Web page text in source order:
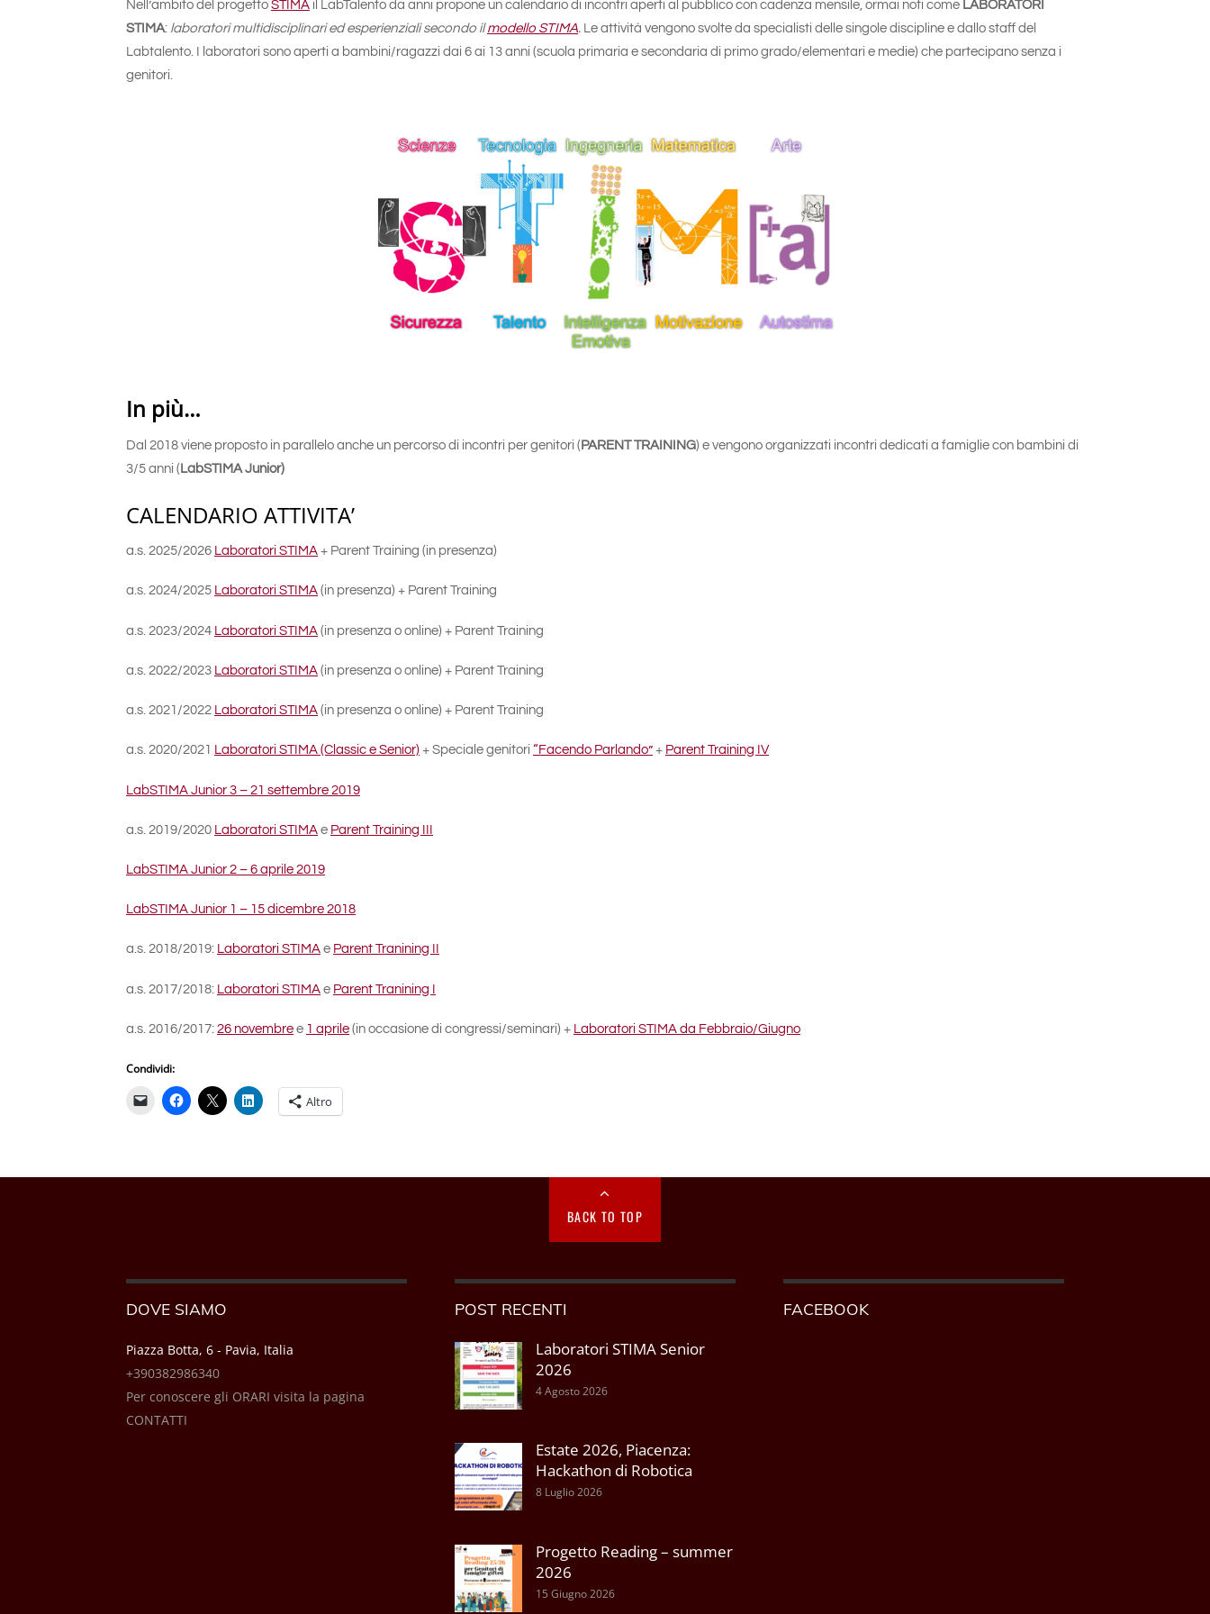
Nell’ambito del progetto STIMA il LabTalento da anni propone un calendario di incontri aperti al pubblico con cadenza mensile, ormai noti come LABORATORI
STIMA: laboratori multidisciplinari ed esperienziali secondo ilmodello STIMA. Le attività vengono svolte da specialisti delle singole discipline e dallo staff del
Labtalento. I laboratori sono aperti a bambini/ragazzi dai 6 ai 13 anni (scuola primaria e secondaria di primo grado/elementari e medie) che partecipano senza i
genitori.
In più…
Dal 2018 viene proposto in parallelo anche un percorso di incontri per genitori (PARENT TRAINING) e vengono organizzati incontri dedicati a famiglie con bambini di
3/5 anni (LabSTIMA Junior)
CALENDARIO ATTIVITA’
a.s. 2025/2026 Laboratori STIMA + Parent Training (in presenza)
a.s. 2024/2025 Laboratori STIMA (in presenza) + Parent Training
a.s. 2023/2024 Laboratori STIMA (in presenza o online) + Parent Training
a.s. 2022/2023 Laboratori STIMA (in presenza o online) + Parent Training
a.s. 2021/2022 Laboratori STIMA (in presenza o online) + Parent Training
a.s. 2020/2021 Laboratori STIMA (Classic e Senior) + Speciale genitori “Facendo Parlando” + Parent Training IV
LabSTIMA Junior 3 – 21 settembre 2019
a.s. 2019/2020 Laboratori STIMA e Parent Training III
LabSTIMA Junior 2 – 6 aprile 2019
LabSTIMA Junior 1 – 15 dicembre 2018
a.s. 2018/2019: Laboratori STIMA e Parent Tranining II
a.s. 2017/2018: Laboratori STIMA e Parent Tranining I
a.s. 2016/2017: 26 novembre e 1 aprile (in occasione di congressi/seminari) + Laboratori STIMA da Febbraio/Giugno
Condividi:
Altro
BACK TO TOP
DOVE SIAMO
Piazza Botta, 6 - Pavia, Italia
+390382986340
Per conoscere gli ORARI visita la pagina
CONTATTI
POST RECENTI
Laboratori STIMA Senior
2026
4 Agosto 2026
Estate 2026, Piacenza:
Hackathon di Robotica
8 Luglio 2026
Progetto Reading – summer
2026
15 Giugno 2026
FACEBOOK